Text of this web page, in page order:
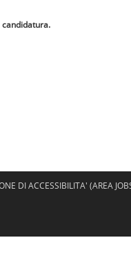
DI ACCESSIBILITA' (AREA